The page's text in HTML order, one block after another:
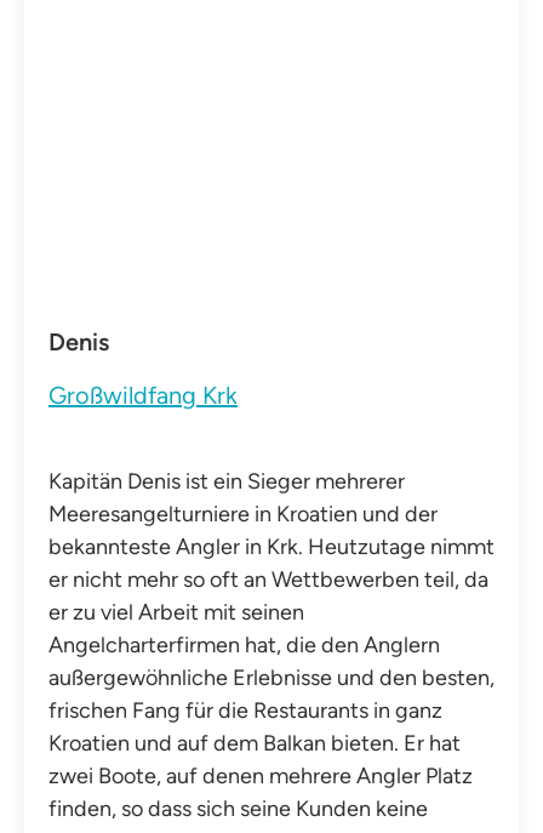
Denis
Großwildfang Krk
Kapitän Denis ist ein Sieger mehrerer
Meeresangelturniere in Kroatien und der
bekannteste Angler in Krk. Heutzutage nimmt
er nicht mehr so oft an Wettbewerben teil, da
er zu viel Arbeit mit seinen
Angelcharterfirmen hat, die den Anglern
außergewöhnliche Erlebnisse und den besten,
frischen Fang für die Restaurants in ganz
Kroatien und auf dem Balkan bieten. Er hat
zwei Boote, auf denen mehrere Angler Platz
finden, so dass sich seine Kunden keine